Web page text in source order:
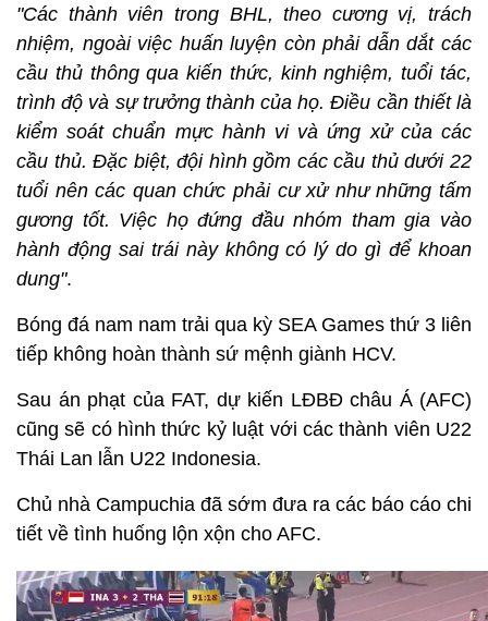
"Các thành viên trong BHL, theo cương vị, trách
nhiệm, ngoài việc huấn luyện còn phải dẫn dắt các
cầu thủ thông qua kiến ​​thức, kinh nghiệm, tuổi tác,
trình độ và sự trưởng thành của họ. Điều cần thiết là
kiểm soát chuẩn mực hành vi và ứng xử của các
cầu thủ. Đặc biệt, đội hình gồm các cầu thủ dưới 22
tuổi nên các quan chức phải cư xử như những tấm
gương tốt. Việc họ đứng đầu nhóm tham gia vào
hành động sai trái này không có lý do gì để khoan
dung".
Bóng đá nam nam trải qua kỳ SEA Games thứ 3 liên
tiếp không hoàn thành sứ mệnh giành HCV.
Sau án phạt của FAT, dự kiến LĐBĐ châu Á (AFC)
cũng sẽ có hình thức kỷ luật với các thành viên U22
Thái Lan lẫn U22 Indonesia.
Chủ nhà Campuchia đã sớm đưa ra các báo cáo chi
tiết về tình huống lộn xộn cho AFC.